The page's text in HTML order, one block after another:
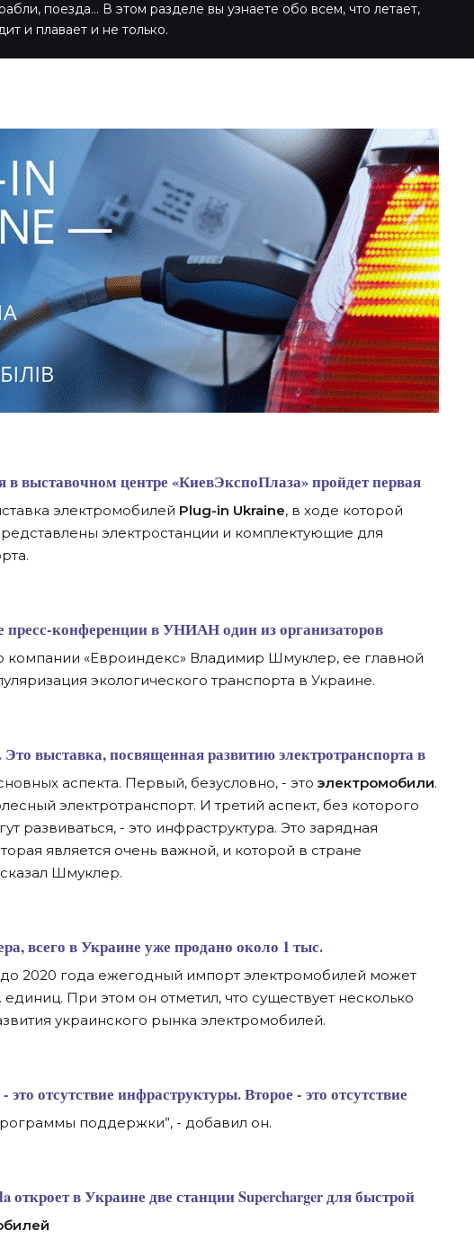
поезда… В этом разделе вы узнаете обо всем, что летает,
и плавает и не только.
в выставочном центре «КиевЭкспоПлаза» пройдет первая
электромобилей Plug-in Ukraine, в ходе которой
электростанции и комплектующие для
пресс-конференции вУНИАНодин из организаторов
компании «Евроиндекс» Владимир Шмуклер, ее главной
экологического транспорта в Украине.
Это выставка, посвященная развитию электротранспорта в
аспекта. Первый, безусловно, - это электромобили.
электротранспорт. И третий аспект, без которого
развиваться, - это инфраструктура. Это зарядная
является очень важной, и которой в стране
сказал Шмуклер.
всего в Украине уже продано около 1 тыс.
2020 года ежегодный импорт электромобилей может
единиц. При этом он отметил, что существует несколько
украинского рынка электромобилей.
это отсутствие инфраструктуры. Второе - это отсутствие
поддержки”, - добавил он.
откроет в Украине две станции Supercharger для быстрой